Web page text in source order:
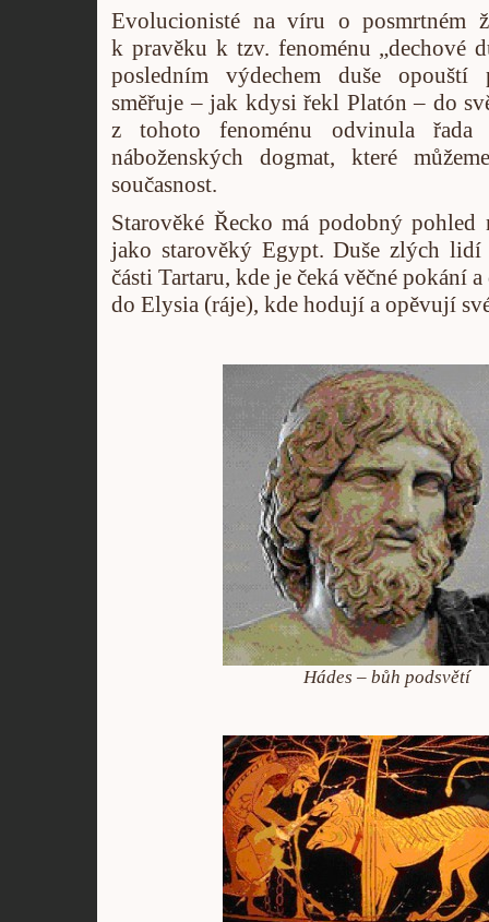
Evolucionisté na víru o posmrtném
k pravěku k tzv. fenoménu „dechové
posledním výdechem duše opouští
směřuje – jak kdysi řekl Platón – do
z tohoto fenoménu odvinula řada
náboženských dogmat, které
současnost.
Starověké Řecko má podobný
jako starověký Egypt. Duše zlých
části Tartaru, kde je čeká věčné pokání
do Elysia (ráje), kde hodují a opěvují
Hádes – bůh podsvětí